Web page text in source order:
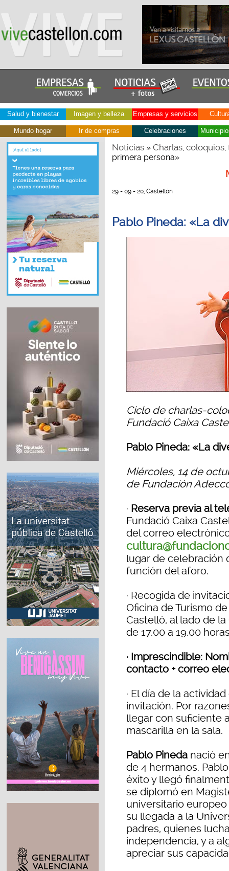
Salud y bienestar Imagen y belleza Empresas y servicios
Mundo hogar Ir de compras Celebraciones
Noticias» Charlas,
primera persona»
29 - 09 - 20, Castellón
Pablo Pineda: «La
Ciclo de charlas-
Fundació Caixa
Pablo Pineda: «La
Miércoles, 14 de
de Fundación
· Reserva previa al
Fundació Caixa
del correo
lugar de celebración
función del aforo.
· Recogida de
Oficina de Turismo
Castelló, al lado de la
de 17.00 a 19.00
· Imprescindible:
contacto + correo
· El día de la
invitación. Por
llegar con suficiente
mascarilla en la sala.
Pablo Pineda nació
de 4 hermanos.
éxito y llegó
se diplomó en
universitario
su llegada a la
padres, quienes
independencia, y a
apreciar sus